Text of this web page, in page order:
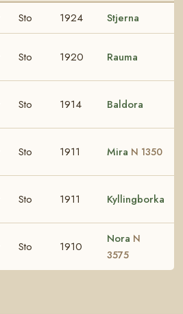
Sto 1924 Stjerna
Sto 1920 Rauma
Sto 1914 Baldora
Sto 1911 Mira N 1350
Sto 1911 Kyllingborka
Sto 1910
Nora N
3575